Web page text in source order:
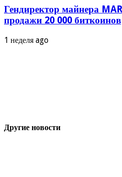
Гендиректор майнера
продажи 20 000 биткоинов
1 неделя ago
Другие новости